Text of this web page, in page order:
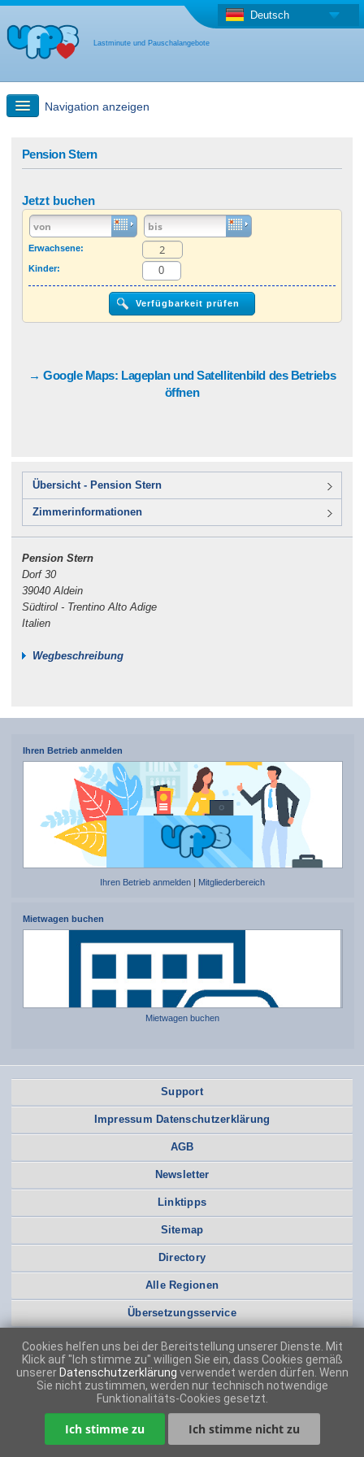
Lastminute und Pauschalangebote
Deutsch
Navigation anzeigen
Last Minute Angebot + Pauschalangebot
Anderes Land
Pension Stern
Jetzt buchen
Erwachsene:
Kinder:
→ Google Maps: Lageplan und Satellitenbild des Betriebs
öffnen
Übersicht - Pension Stern
Zimmerinformationen
Pension Stern
Dorf 30
39040 Aldein
Südtirol - Trentino Alto Adige
Italien
Wegbeschreibung
Ihren Betrieb anmelden
Ihren Betrieb anmelden Mitgliederbereich
Mietwagen buchen
Mietwagen buchen
Support
Impressum Datenschutzerklärung
AGB
Newsletter
Linktipps
Sitemap
Directory
Alle Regionen
Übersetzungsservice
Cookies helfen uns bei der Bereitstellung unserer Dienste. Mit
Klick auf "Ich stimme zu" willigen Sie ein, dass Cookies gemäß
unserer Datenschutzerklärung verwendet werden dürfen. Wenn
Sie nicht zustimmen, werden nur technisch notwendige
Funktionalitäts-Cookies gesetzt.